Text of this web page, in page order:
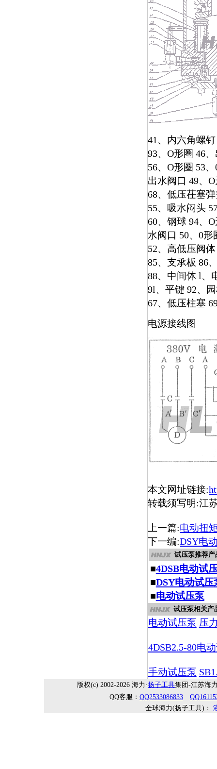
41、内六角螺
93、O形圈 46
56、O形圈 53
出水阀口 49、
68、低压茌塞
55、吸水闷头
60、钢球 94、
水阀口 50、0形
52、高低压阀
85、支承板 86
88、中间体 l、
9l、平键 92、
67、低压柱塞
电源接线图
本文网址链接:
转载须写明:江
上一篇:电动扭
下一编:DSY电
试压泵推荐产
■4DSB电动试
■DSY电动试压
■电动试压泵
试压泵相关产
电动试压泵 压
4DSB2.5-80电
手动试压泵
版权(c) 2002-2026 海力·扬子工具集团-江苏海
QQ客服： QQ2533086833
全球海力(扬子工具)：